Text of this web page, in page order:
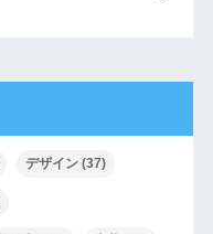
デザイン(37)